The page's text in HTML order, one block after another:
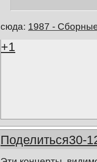
сюда: 1987 -
+1
Поделиться30-